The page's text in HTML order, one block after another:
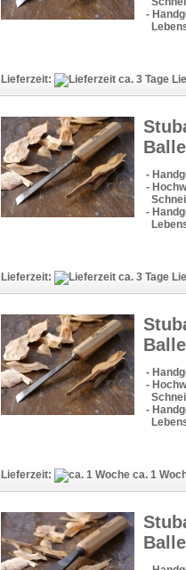
-
Lieferzeit:
-
-
-
Lieferzeit:
-
-
-
Lieferzeit: ca. 1